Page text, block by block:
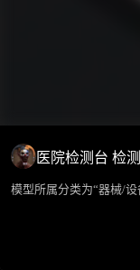
医院检测台 检